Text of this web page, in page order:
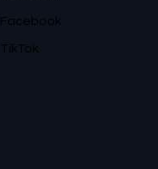
Facebook
TikTok